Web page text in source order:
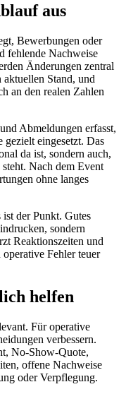
aus
Bewerbungen oder
fehlende Nachweise
Änderungen zentral
aktuellen Stand, und
an den realen Zahlen
Abmeldungen erfasst,
gezielt eingesetzt. Das
da ist, sondern auch,
Nach dem Event
ohne langes
der Punkt. Gutes
sondern
Reaktionszeiten und
Fehler teuer
helfen
Für operative
verbessern.
No-Show-Quote,
offene Nachweise
oder Verpflegung.